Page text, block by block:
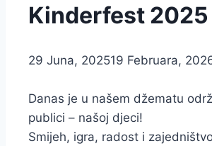
Kinderfest 2025
29 Juna, 202519 Februara,
Danas je u našem džematu
publici – našoj djeci!
Smijeh, igra, radost i